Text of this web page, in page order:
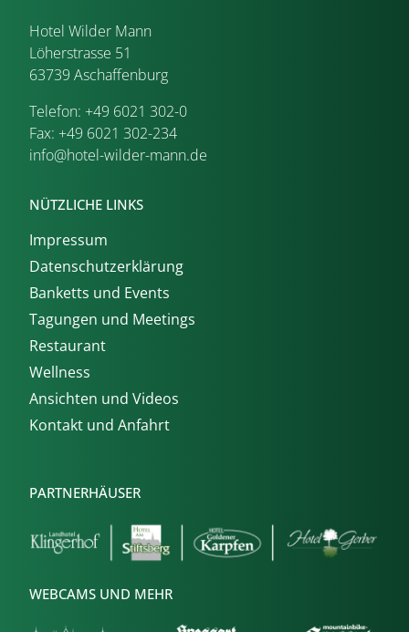
Hotel Wilder Mann
Löherstrasse 51
63739 Aschaffenburg
Telefon: +49 6021 302-0
Fax: +49 6021 302-234
info@hotel-wilder-mann.de
NÜTZLICHE LINKS
Impressum
Datenschutzerklärung
Banketts und Events
Tagungen und Meetings
Restaurant
Wellness
Ansichten und Videos
Kontakt und Anfahrt
PARTNERHÄUSER
WEBCAMS UND MEHR